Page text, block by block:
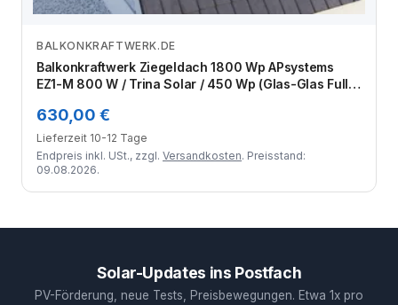
Zum Angebot
BALKONKRAFTWERK.DE
Balkonkraftwerk Ziegeldach 1800 Wp APsystems
EZ1-M 800 W / Trina Solar / 450 Wp (Glas-Glas Full
Module
630,00 €
Lieferzeit 10-12 Tage
Endpreis inkl. USt., zzgl. Versandkosten. Preisstand:
09.08.2026.
Solar-Updates ins Postfach
PV-Förderung, neue Tests, Preisbewegungen. Etwa 1x pro